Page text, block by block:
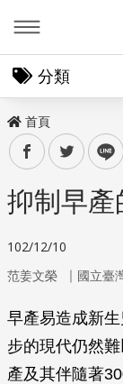
分類
首頁
facebooktwitter line
抑制早產
102/12/10
范姜文榮 ｜ 國立臺
早產易造成新
步的現代仍然
產及其伴隨著